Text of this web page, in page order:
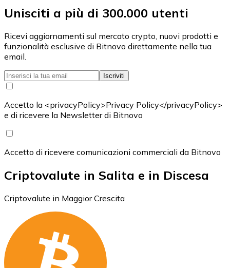
Unisciti a più di 300.000 utenti
Ricevi aggiornamenti sul mercato crypto, nuovi prodotti e
funzionalità esclusive di Bitnovo direttamente nella tua
email.
Iscriviti
Accetto la <privacyPolicy>Privacy Policy</privacyPolicy>
e di ricevere la Newsletter di Bitnovo
Accetto di ricevere comunicazioni commerciali da Bitnovo
Criptovalute in Salita e in Discesa
Criptovalute in Maggior Crescita